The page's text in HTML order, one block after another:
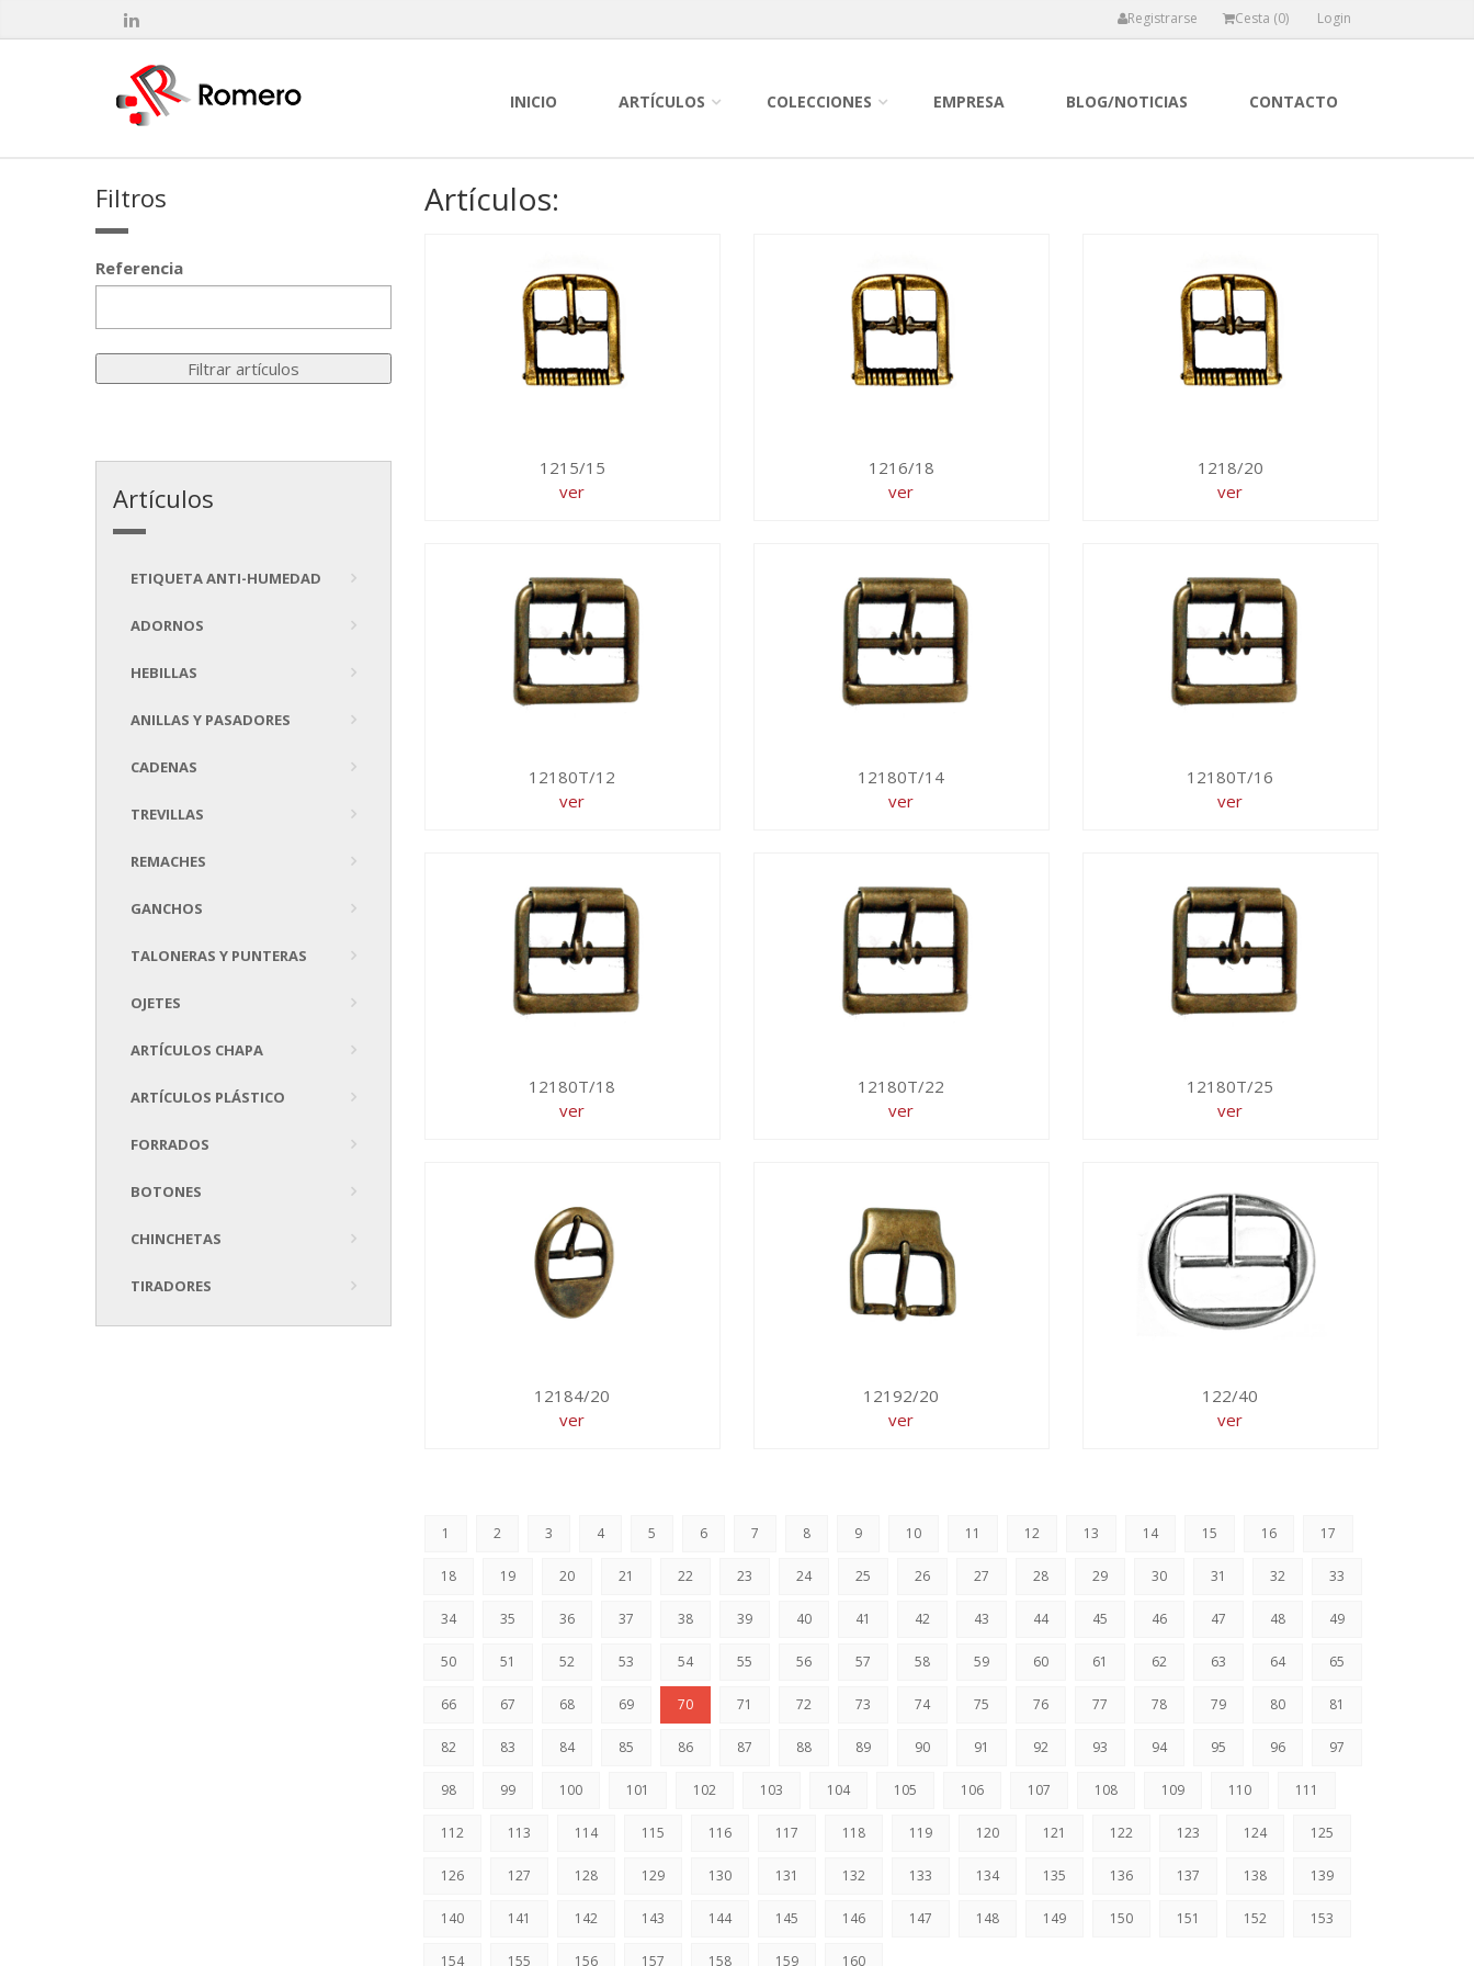
Registrarse Cesta (0) Login
INICIO ARTÍCULOS COLECCIONES EMPRESA BLOG/NOTICIAS CONTACTO
Filtros
Referencia
Artículos
ETIQUETA ANTI-HUMEDAD
ADORNOS
HEBILLAS
ANILLAS Y PASADORES
CADENAS
TREVILLAS
REMACHES
GANCHOS
TALONERAS Y PUNTERAS
OJETES
ARTÍCULOS CHAPA
ARTÍCULOS PLÁSTICO
FORRADOS
BOTONES
CHINCHETAS
TIRADORES
Artículos:
1215/15
ver
1216/18
ver
1218/20
ver
12180T/12
ver
12180T/14
ver
12180T/16
ver
12180T/18
ver
12180T/22
ver
12180T/25
ver
12184/20
ver
12192/20
ver
122/40
ver
1 2 3 4 5 6 7 8 9 10 11 12 13 14 15 16 17
18 19 20 21 22 23 24 25 26 27 28 29 30 31 32 33
34 35 36 37 38 39 40 41 42 43 44 45 46 47 48 49
50 51 52 53 54 55 56 57 58 59 60 61 62 63 64 65
66 67 68 69 70 71 72 73 74 75 76 77 78 79 80 81
82 83 84 85 86 87 88 89 90 91 92 93 94 95 96 97
98 99 100 101 102 103 104 105 106 107 108 109 110 111
112 113 114 115 116 117 118 119 120 121 122 123 124 125
126 127 128 129 130 131 132 133 134 135 136 137 138 139
140 141 142 143 144 145 146 147 148 149 150 151 152 153
154 155 156 157 158 159 160